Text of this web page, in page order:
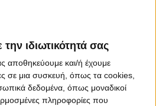
ιδιωτικότητά σας
αποθηκεύουμε και/ή έχουμε
σε μια συσκευή, όπως τα cookies,
δεδομένα, όπως μοναδικοί
πληροφορίες που
Terms & Conditions
Privacy Policy